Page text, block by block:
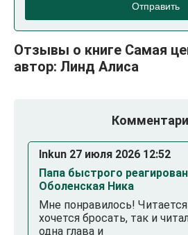
Отправить
Отзывы о книге Самая
автор: Линд Алиса
Inkun 27 июля 2026 12:52
Папа быстрого
Оболенская Ника
Мне понравилось! Читается
хочется бросать, так и
одна глава и